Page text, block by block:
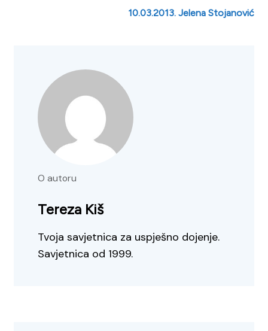
10.03.2013. Jelena Stojanović
O autoru
Tereza Kiš
Tvoja savjetnica za uspješno dojenje.
Savjetnica od 1999.